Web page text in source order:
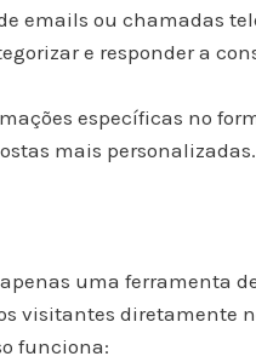
emails ou chamadas
e responder a
específicas no
mais personalizadas.
uma ferramenta
visitantes
funciona: